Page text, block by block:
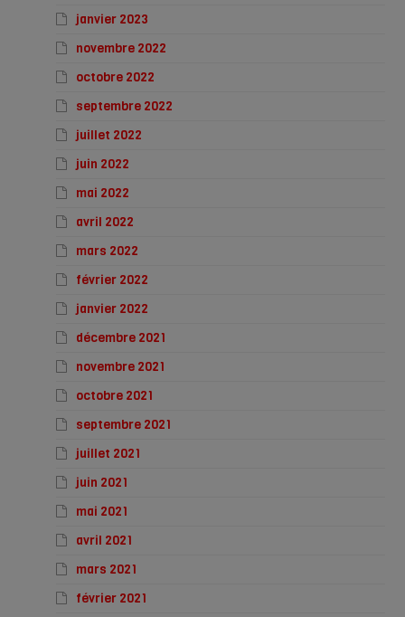
janvier 2023
novembre 2022
octobre 2022
septembre 2022
juillet 2022
juin 2022
mai 2022
avril 2022
mars 2022
février 2022
janvier 2022
décembre 2021
novembre 2021
octobre 2021
septembre 2021
juillet 2021
juin 2021
mai 2021
avril 2021
mars 2021
février 2021